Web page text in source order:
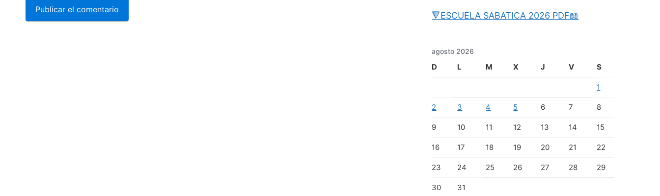
🔻ESCUELA SABATICA 2026 PDF📖
agosto 2026
D L M X J V S
1
2 3 4 5 6 7 8
9 10 11 12 13 14 15
16 17 18 19 20 21 22
23 24 25 26 27 28 29
30 31